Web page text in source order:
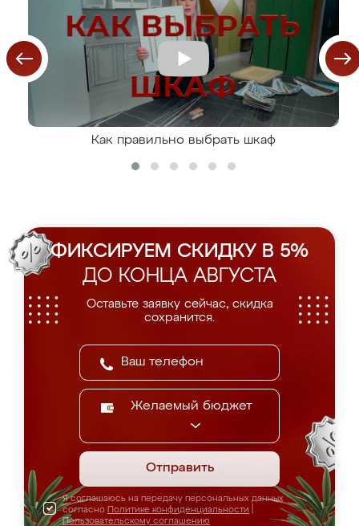
Как правильно выбрать шкаф
ФИКСИРУЕМ СКИДКУ В 5%
ДО КОНЦА АВГУСТА
Оставьте заявку сейчас, скидка
сохранится.
Желаемый бюджет
Отправить
Я соглашаюсь на передачу персональных данных
согласно Политике конфиденциальности
Пользовательскому соглашению